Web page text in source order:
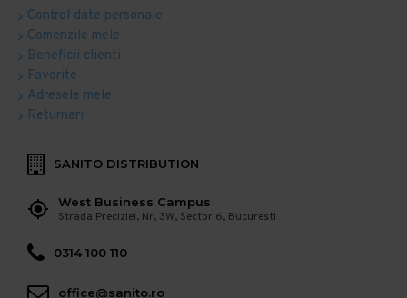
Control date personale
Comenzile mele
Beneficii clienti
Favorite
Adresele mele
Returnari
SANITO DISTRIBUTION
West Business Campus
Strada Preciziei, Nr, 3W, Sector 6, Bucuresti
0314 100 110
office@sanito.ro